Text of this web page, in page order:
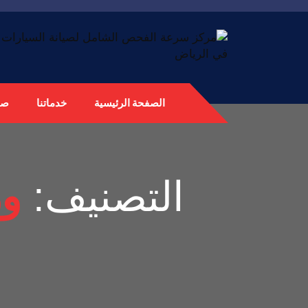
الصفحة الرئيسية خدماتنا
التصنيف: